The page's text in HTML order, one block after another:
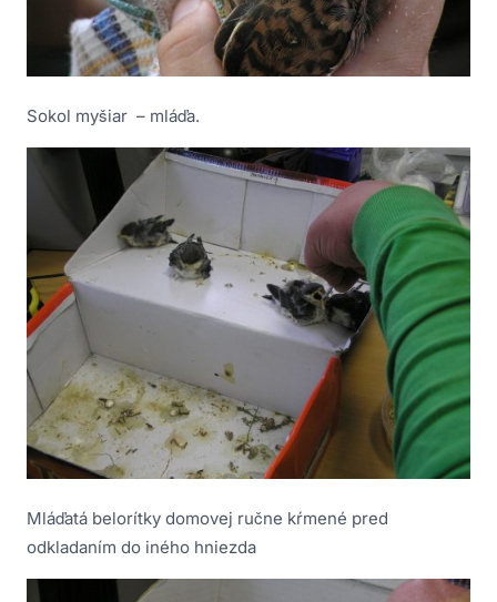
Sokol myšiar – mláďa.
Mláďatá belorítky domovej ručne kŕmené pred
odkladaním do iného hniezda